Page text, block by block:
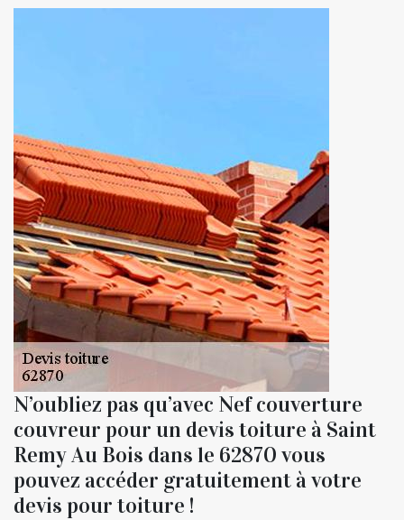
N’oubliez pas qu’avec Nef couverture
couvreur pour un devis toiture à Saint
Remy Au Bois dans le 62870 vous
pouvez accéder gratuitement à votre
devis pour toiture !